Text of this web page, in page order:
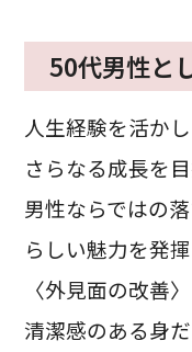
50代男性と
人生経験を活か
さらなる成長を
男性ならではの
らしい魅力を発
〈外見面の改善〉
清潔感のある身